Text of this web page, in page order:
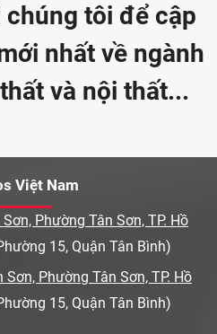
chúng tôi để cập
nhất về ngành
và nội thất...
Việt Nam
Phường Tân Sơn, TP. Hồ
15, Quận Tân Bình)
Sơn, Phường Tân Sơn, TP. Hồ
15, Quận Tân Bình)